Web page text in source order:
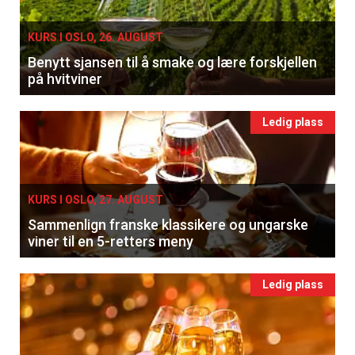
KURS I OSLO, 26. AUGUST
Benytt sjansen til å smake og lære forskjellen
på hvitviner
Ledig plass
KURS I OSLO, 27. AUGUST
Sammenlign franske klassikere og ungarske
viner til en 5-retters meny
Ledig plass